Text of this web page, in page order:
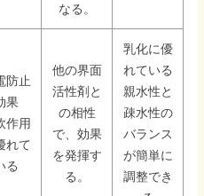
なる。
防止
果
作用
れて
る
他の界面
活性剤と
の相性
で、効果
を発揮す
る。
乳化に優
れている
親水性と
疎水性の
バランス
が簡単に
調整でき